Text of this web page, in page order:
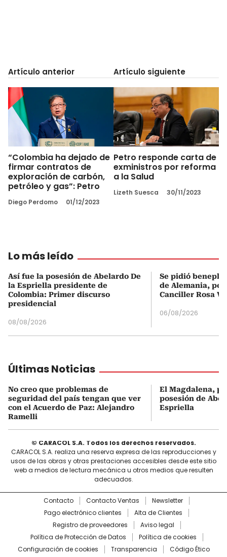
Artículo anterior
“Colombia ha dejado de
firmar contratos de
exploración de carbón,
petróleo y gas”: Petro
Diego Perdomo 01/12/2023
Artículo siguiente
Petro responde carta de
exministros por reforma
a la Salud
Lizeth Suesca 30/11/2023
Lo más leído
Así fue la posesión de Abelardo De
la Espriella presidente de
Colombia: Primer discurso
presidencial
08/08/2026
Se pidió
de Alemania,
Canciller Rosa
06/08/2026
Últimas Noticias
No creo que problemas de
seguridad del país tengan que ver
con el Acuerdo de Paz: Alejandro
Ramelli
El Magdalena,
posesión de
Espriella
© CARACOL S.A. Todos los derechos reservados.
CARACOL S.A. realiza una reserva expresa de las reproducciones y
usos de las obras y otras prestaciones accesibles desde este sitio
web a medios de lectura mecánica u otros medios que resulten
adecuados.
Contacto Contacto Ventas
Newsletter
Pago electrónico clientes
Alta de Clientes
Registro de proveedores
Aviso legal
Política de Protección de Datos
Política de cookies
Configuración de cookies
Transparencia Código Ético